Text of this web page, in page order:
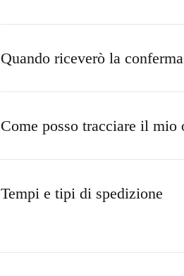
Quando riceverò la
Come posso tracciare il mio
Tempi e tipi di spedizione